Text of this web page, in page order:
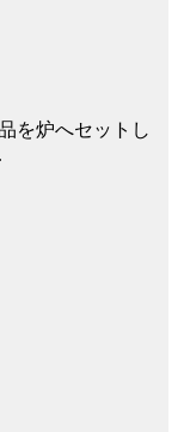
を炉へセットし